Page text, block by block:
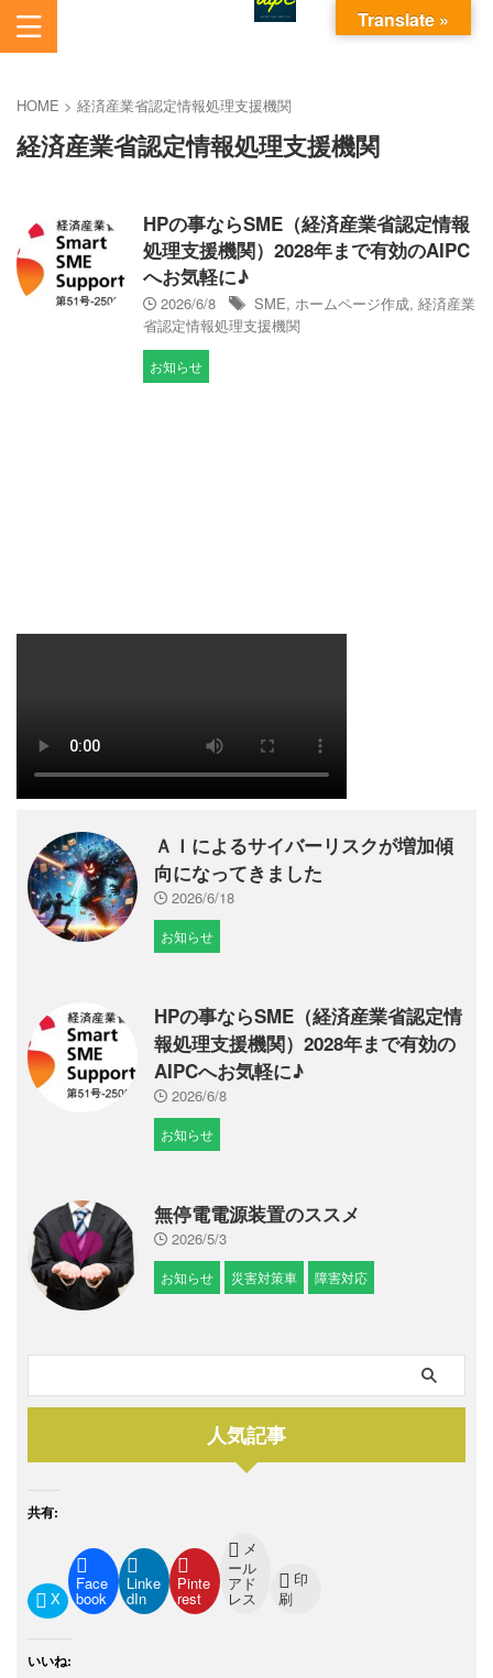
あいから始まるパソコンお悩み解決サービスです。
HOME > 経済産業省認定情報処理支援機関
経済産業省認定情報処理支援機関
HPの事ならSME（経済産業省認定情報
処理支援機関）2028年まで有効のAIPC
へお気軽に♪
2026/6/8 SME, ホームページ作成, 経済産業
省認定情報処理支援機関
お知らせ
ＡＩによるサイバーリスクが増加傾
向になってきました
2026/6/18
お知らせ
HPの事ならSME（経済産業省認定情
報処理支援機関）2028年まで有効の
AIPCへお気軽に♪
2026/6/8
お知らせ
無停電電源装置のススメ
2026/5/3
お知らせ 災害対策車 障害対応
人気記事
共有:
X
Face
book
Linke
dIn
Pinte
rest
メ
ール
アド
レス
印
刷
いいね:
Translate »